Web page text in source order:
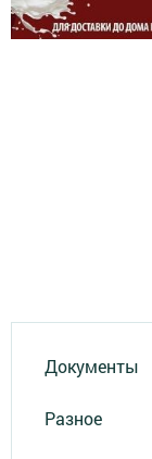
Документы
Разное